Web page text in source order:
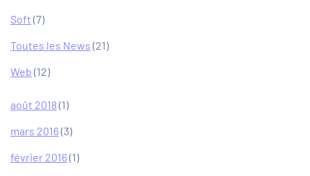
Soft (7)
Toutes les News (21)
Web (12)
août 2018(1)
mars 2016(3)
février 2016(1)